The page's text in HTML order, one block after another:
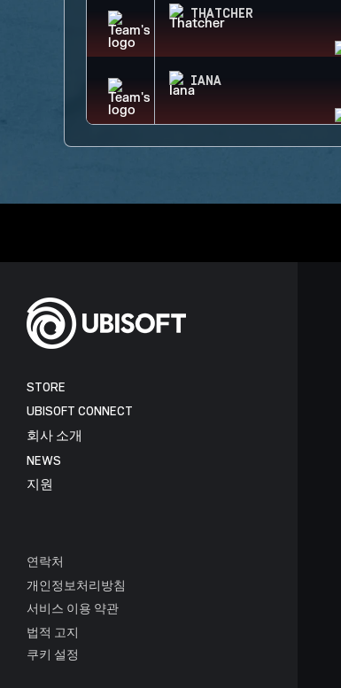
THATCHER
IANA
STORE
UBISOFT CONNECT
회사 소개
NEWS
지원
연락처
개인정보처리방침
서비스 이용 약관
법적 고지
쿠키 설정